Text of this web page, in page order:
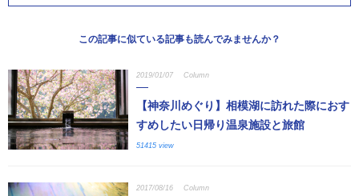
この記事に似ている記事も読んでみませんか？
2019/01/07 Column
【神奈川めぐり】相模湖に訪れた際におす
すめしたい日帰り温泉施設と旅館
51415 view
2017/08/16 Column